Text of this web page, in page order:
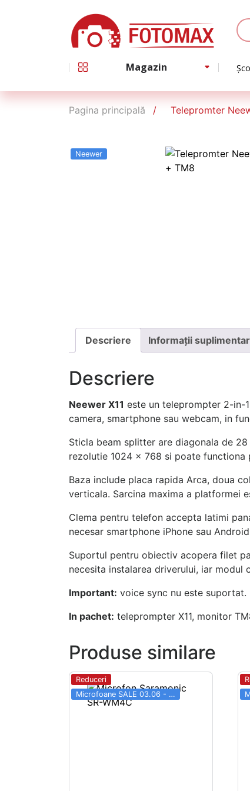
Magazin
Pagina principală Telepromter
Neewer
Descriere Informații
Descriere
Neewer X11 este un teleprompter 2-in-
camera, smartphone sau webcam, in
Sticla beam splitter are diagonala de
rezolutie 1024 x 768 si poate functiona
Baza include placa rapida Arca, doua
verticala. Sarcina maxima a platformei
Clema pentru telefon accepta latimi
necesar smartphone iPhone sau
Suportul pentru obiectiv acopera filet
necesita instalarea driverului, iar modul
Important: voice sync nu este
In pachet: teleprompter X11, monitor
Produse similare
Reduceri
Microfoane SALE 03.06 - 31.08